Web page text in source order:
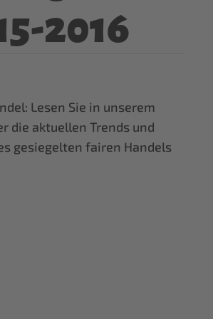
2016
Lesen Sie in unserem
die aktuellen Trends und
gesiegelten fairen Handels